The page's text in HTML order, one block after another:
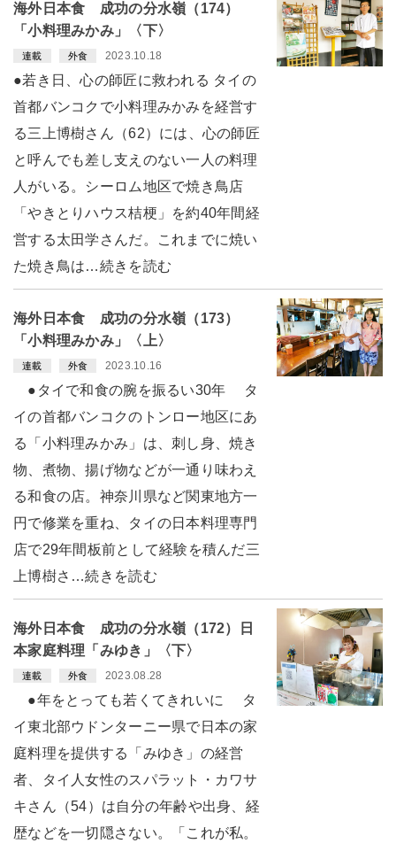
海外日本食 成功の分水嶺（174）
「小料理みかみ」〈下〉
連載 外食 2023.10.18
●若き日、心の師匠に救われる タイの
首都バンコクで小料理みかみを経営す
る三上博樹さん（62）には、心の師匠
と呼んでも差し支えのない一人の料理
人がいる。シーロム地区で焼き鳥店
「やきとりハウス桔梗」を約40年間経
営する太田学さんだ。これまでに焼い
た焼き鳥は…続きを読む
海外日本食 成功の分水嶺（173）
「小料理みかみ」〈上〉
連載 外食 2023.10.16
●タイで和食の腕を振るい30年 タ
イの首都バンコクのトンロー地区にあ
る「小料理みかみ」は、刺し身、焼き
物、煮物、揚げ物などが一通り味わえ
る和食の店。神奈川県など関東地方一
円で修業を重ね、タイの日本料理専門
店で29年間板前として経験を積んだ三
上博樹さ…続きを読む
海外日本食 成功の分水嶺（172）日
本家庭料理「みゆき」〈下〉
連載 外食 2023.08.28
●年をとっても若くてきれいに タ
イ東北部ウドンターニー県で日本の家
庭料理を提供する「みゆき」の経営
者、タイ人女性のスパラット・カワサ
キさん（54）は自分の年齢や出身、経
歴などを一切隠さない。「これが私。